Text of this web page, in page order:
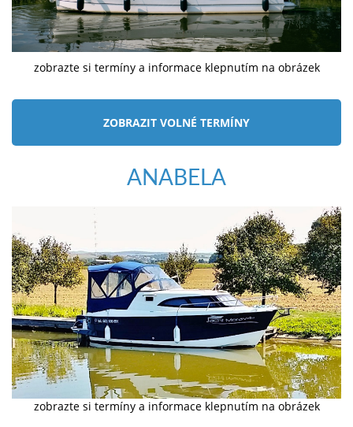
zobrazte si termíny a informace klepnutím na obrázek
ZOBRAZIT VOLNÉ TERMÍNY
ANABELA
zobrazte si termíny a informace klepnutím na obrázek